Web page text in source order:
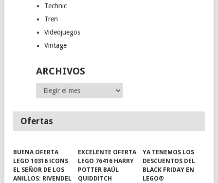
Technic
Tren
Videojuegos
Vintage
ARCHIVOS
Archivos
Ofertas
BUENA OFERTA
LEGO 10316 ICONS
EL SEÑOR DE LOS
ANILLOS: RIVENDEL
EXCELENTE OFERTA
LEGO 76416 HARRY
POTTER BAÚL
QUIDDITCH
YA TENEMOS LOS
DESCUENTOS DEL
BLACK FRIDAY EN
LEGO®